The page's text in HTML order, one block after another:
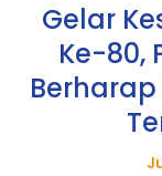
Gelar
Ke-80,